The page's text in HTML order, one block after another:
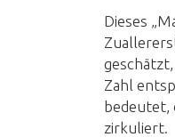
Dieses
Zahl
bedeutet,
zirkuliert.